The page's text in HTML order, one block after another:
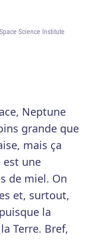
Science Institute
Neptune
grande que
mais ça
est une
de miel. On
et, surtout,
la
Terre. Bref,